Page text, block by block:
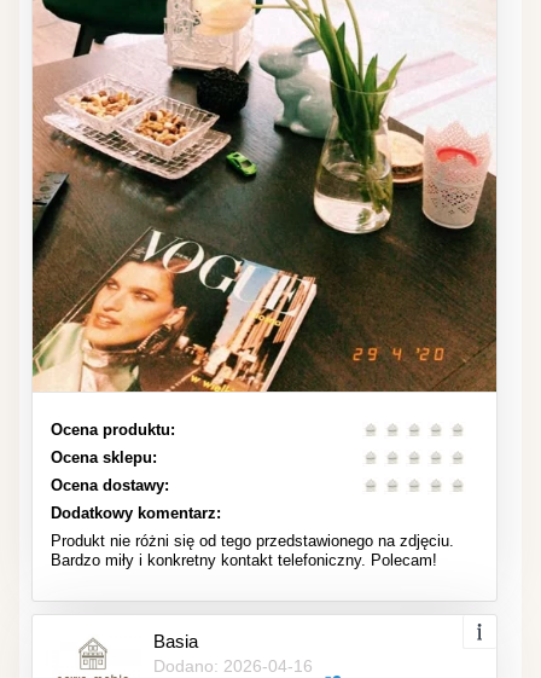
Ocena produktu:
Ocena sklepu:
Ocena dostawy:
Dodatkowy komentarz:
Produkt nie różni się od tego przedstawionego na zdjęciu.
Bardzo miły i konkretny kontakt telefoniczny. Polecam!
Basia
Dodano: 2026-04-16